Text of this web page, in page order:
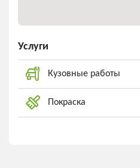
Услуги
Кузовные работы
Покраска